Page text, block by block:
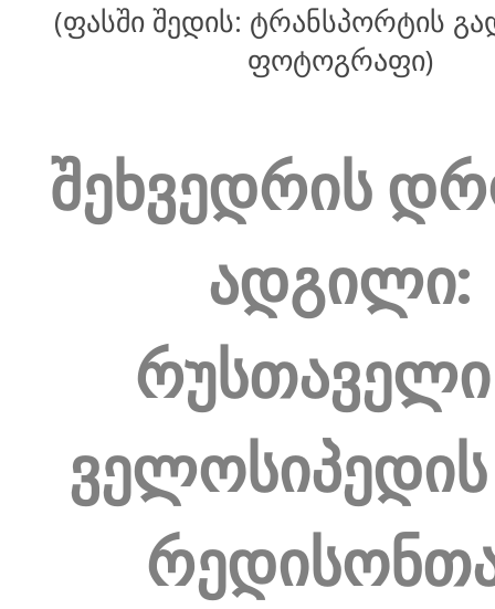
(ფასში შედის: ტრანსპორტის
ფოტოგრაფი)
შეხვედრის
ადგილი:
ველოსიპედის